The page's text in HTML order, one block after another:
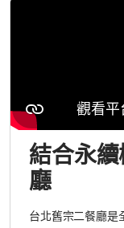
結合永
廳
台北舊宗二餐廳是